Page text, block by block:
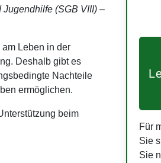
(SGB VIII) –
Leben in der
Deshalb gibt es
Nachteile
ermöglichen.
beim
Für
Sie
Sie